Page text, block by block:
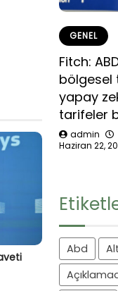
GENEL
Fitch:
bölgesel
yapay
tarifeler
admin
Haziran 22,
Abd